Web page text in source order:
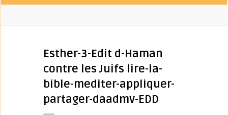
Esther-3-Edit d-Haman
contre les Juifs lire-la-
bible-mediter-appliquer-
partager-daadmv-EDD